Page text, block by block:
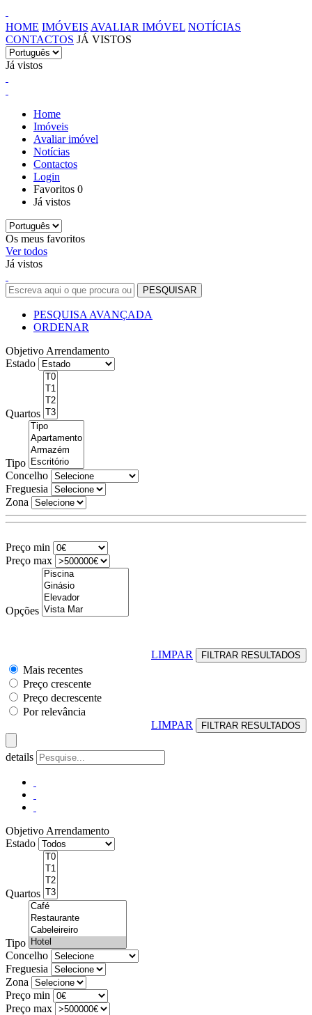
HOME IMÓVEIS AVALIAR IMÓVEL NOTÍCIAS
CONTACTOS JÁ VISTOS
Já vistos
Home
Imóveis
Avaliar imóvel
Notícias
Contactos
Login
Favoritos 0
Já vistos
Os meus favoritos
Ver todos
Já vistos
PESQUISA AVANÇADA
ORDENAR
Objetivo Arrendamento
Estado
Quartos
Tipo
Concelho
Freguesia
Zona
Preço min
Preço max
Opções
LIMPAR
Mais recentes
Preço crescente
Preço decrescente
Por relevância
LIMPAR
details
Objetivo Arrendamento
Estado
Quartos
Tipo
Concelho
Freguesia
Zona
Preço min
Preço max